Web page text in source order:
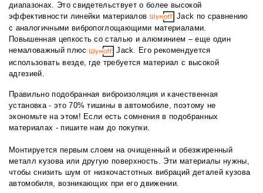
диапазонах. Это свидетельствует о более высокой
эффективности линейки материалов
Jack по сравнению
с аналогичными вибропоглощающими материалами.
Повышенная цепкость со сталью и алюминием – еще один
немаловажный плюс
Jack. Его рекомендуется
использовать везде, где требуется материал с высокой
адгезией.
Правильно подобранная виброизоляция и качественная
установка - это 70% тишины в автомобиле, поэтому не
экономьте на этом! Если есть сомнения в подобранных
материалах - пишите нам до покупки.
Монтируется первым слоем на очищенный и обезжиренный
металл кузова или другую поверхность. Эти материалы нужны,
чтобы снизить шум от низкочастотных вибраций деталей кузова
автомобиля, возникающих при его движении.